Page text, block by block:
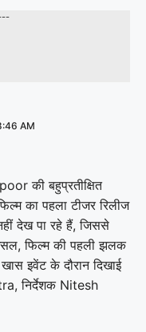
AM
की बहुप्रतीक्षित
का पहला टीजर रिलीज
देख पा रहे हैं, जिससे
फिल्म की पहली झलक
इवेंट के दौरान दिखाई
निर्देशक Nitesh